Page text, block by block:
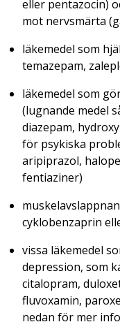
eller pentazocin)
mot nervsmärta
läkemedel som
temazepam,
läkemedel som
(lugnande medel
diazepam,
för psykiska
aripiprazol,
fentiaziner)
cyklobenzaprin
vissa läkemedel
depression, som
citalopram,
fluvoxamin,
nedan för mer